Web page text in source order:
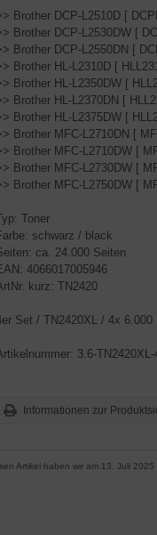
Brother DCP-L2510D [
Brother DCP-L2530DW [
Brother DCP-L2550DN [
Brother HL-L2310D [
Brother HL-L2350DW [
Brother HL-L2370DN [
Brother HL-L2375DW [
Brother MFC-L2710DN [
Brother MFC-L2710DW [
Brother MFC-L2730DW [
Brother MFC-L2750DW [
Toner
schwarz / black
ca. 24.000 Seiten
4066017005946
kurz: TN2420
Set / TN2420XL / 4x 6.000
3.6-TN2420XL-
Informationen zur
Artikel haben wir am 13. Juli